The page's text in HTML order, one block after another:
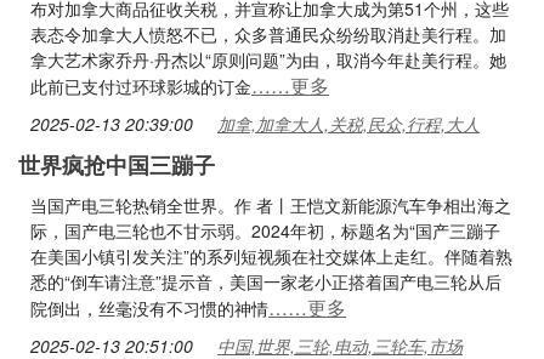
布对加拿大商品征收关税，并宣称让加拿大成为第51个州，这些
表态令加拿大人愤怒不已，众多普通民众纷纷取消赴美行程。加
拿大艺术家乔丹·丹杰以“原则问题”为由，取消今年赴美行程。她
此前已支付过环球影城的订金……更多
2025-02-13 20:39:00 加拿,加拿大人,关税,民众,行程,大人
世界疯抢中国三蹦子
当国产电三轮热销全世界。作 者丨王恺文新能源汽车争相出海之
际，国产电三轮也不甘示弱。2024年初，标题名为“国产三蹦子
在美国小镇引发关注”的系列短视频在社交媒体上走红。伴随着熟
悉的“倒车请注意”提示音，美国一家老小正搭着国产电三轮从后
院倒出，丝毫没有不习惯的神情……更多
2025-02-13 20:51:00 中国,世界,三轮,电动,三轮车,市场